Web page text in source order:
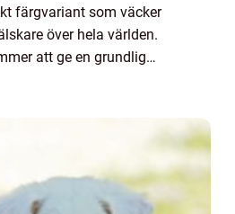
färgvariant som väcker
över hela världen.
att ge en grundlig